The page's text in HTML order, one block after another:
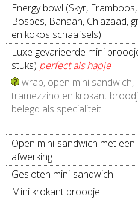
Energy bowl (Skyr, Framboos,
Bosbes, Banaan, Chiazaad,
en kokos schaafsels)
Luxe gevarieerde mini
stuks) perfect als hapje
wrap, open mini sandwich,
tramezzino en krokant
belegd als specialiteit
Open mini-sandwich met een
afwerking
Gesloten mini-sandwich
Mini krokant broodje